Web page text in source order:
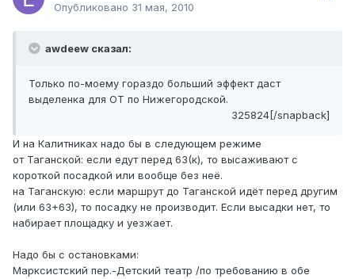
Опубликовано 31 мая, 2010
awdeew сказал:
Только по-моему гораздо больший эффект даст
выделенка для ОТ по Нижегородской.
325824[/snapback]
И на Калитниках надо бы в следующем режиме
от Таганской: если едут перед 63(к), то высаживают с
короткой посадкой или вообще без неё.
на Таганскую: если маршрут до Таганской идёт перед другим
(или 63+63), то посадку не производит. Если высадки нет, то
набирает площадку и уезжает.
Надо бы с остановками:
Марксистский пер.-Детский театр /по требованию в обе